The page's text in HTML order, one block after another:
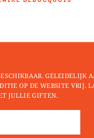
GELEIDELIJK
OP DE WEBSITE VRIJ.
JULLIE GIFTEN.